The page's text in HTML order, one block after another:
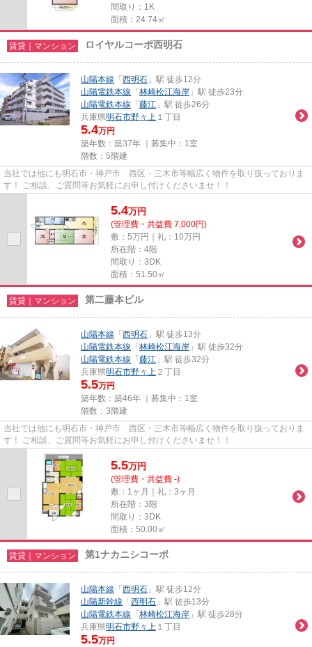
間取り：1K
面積：24.74㎡
賃貸｜マンション ロイヤルコーポ西明石
山陽本線 「 西明石 」駅 徒歩12分
山陽電鉄本線 「 林崎松江海岸 」駅 徒歩23分
山陽電鉄本線 「 藤江 」駅 徒歩26分
兵庫県明石市野々上 １丁目
5.4万円
築年数：築37年 ｜募集中： 1室
階数：5階建
当社では他にも明石市・神戸市 西区・三木市等幅広く物件を取り扱っておりま
す！ ご相談、ご質問等お気軽にお申し付けくださいませ！！
5.4万円
(管理費・共益費 7,000円)
敷：5万円｜礼：10万円
所在階：4階
間取り：3DK
面積：51.50㎡
賃貸｜マンション 第二藤本ビル
山陽本線 「 西明石 」駅 徒歩13分
山陽電鉄本線 「 林崎松江海岸 」駅 徒歩32分
山陽電鉄本線 「 藤江 」駅 徒歩32分
兵庫県明石市野々上 ２丁目
5.5万円
築年数：築46年 ｜募集中： 1室
階数：3階建
当社では他にも明石市・神戸市 西区・三木市等幅広く物件を取り扱っておりま
す！ ご相談、ご質問等お気軽にお申し付けくださいませ！！
5.5万円
(管理費・共益費 -)
敷：1ヶ月｜礼：3ヶ月
所在階：3階
間取り：3DK
面積：50.00㎡
賃貸｜マンション 第1ナカニシコーポ
山陽本線 「 西明石 」駅 徒歩12分
山陽新幹線 「 西明石 」駅 徒歩13分
山陽電鉄本線 「 林崎松江海岸 」駅 徒歩28分
兵庫県明石市野々上 １丁目
5.5万円